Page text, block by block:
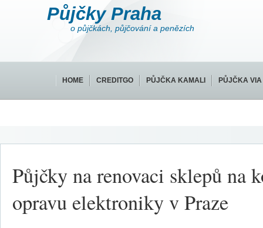
Půjčky Praha
o půjčkách, půjčování a penězích
Půjčky na renovaci sklepů na
opravu elektroniky v Praze
HOME CREDITGO PŮJČKA KAMALI PŮJČKA VIA